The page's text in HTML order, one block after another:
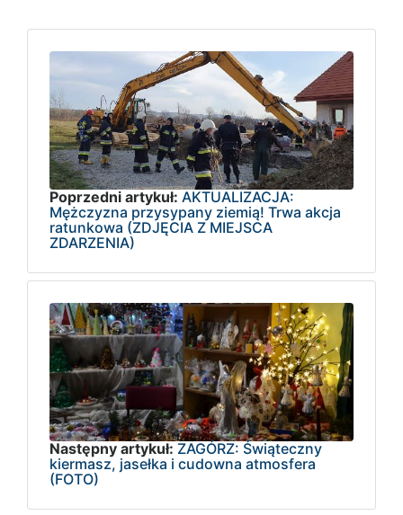
Poprzedni artykuł: AKTUALIZACJA:
Mężczyzna przysypany ziemią! Trwa akcja
ratunkowa (ZDJĘCIA Z MIEJSCA
ZDARZENIA)
Następny artykuł: ZAGÓRZ: Świąteczny
kiermasz, jasełka i cudowna atmosfera
(FOTO)